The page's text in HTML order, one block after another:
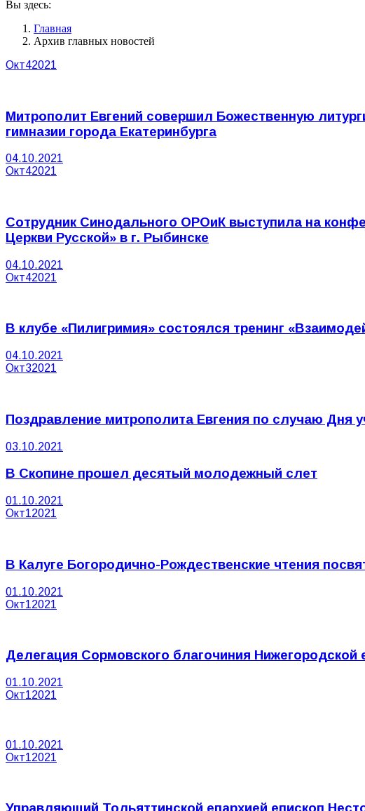
Вы здесь:
Главная
Архив главных новостей
Окт42021
Митрополит Евгений совершил Божественную
гимназии города Екатеринбурга
04.10.2021
Окт42021
Сотрудник Синодального ОРОиК выступила на
Церкви Русской» в г. Рыбинске
04.10.2021
Окт42021
В клубе «Пилигримия» состоялся тренинг
04.10.2021
Окт32021
Поздравление митрополита Евгения по случаю Дня
03.10.2021
В Скопине прошел десятый молодежный слет
01.10.2021
Окт12021
В Калуге Богородично-Рождественские чтения
01.10.2021
Окт12021
Делегация Сормовского благочиния
01.10.2021
Окт12021
01.10.2021
Окт12021